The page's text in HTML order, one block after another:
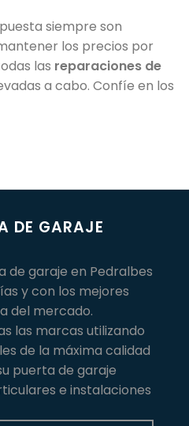
siempre son
los precios por
las reparaciones de
a cabo. Confíe en los
DE GARAJE
de garaje en Pedralbes
y con los mejores
del mercado.
las marcas utilizando
de la máxima calidad
puerta de garaje
e instalaciones